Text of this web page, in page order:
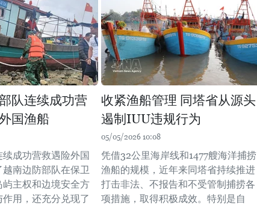
队连续成功营
国渔船
成功营救遇险外国
南边防部队在保卫
主权和边境安全方
用，还充分兑现了
收紧渔船管理 同塔省从源头
遏制IUU违规行为
05/05/2026 10:08
凭借32公里海岸线和1477艘海洋捕捞
渔船的规模，近年来同塔省持续推进
打击非法、不报告和不受管制捕捞各
项措施，取得积极成效。特别是自